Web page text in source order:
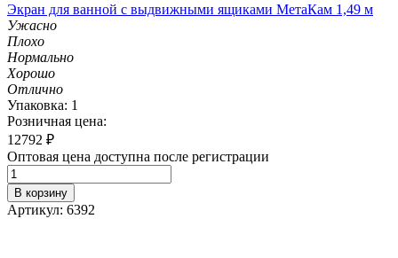
Экран для ванной с выдвижными ящиками МетаКам 1,49 м
Ужасно
Плохо
Нормально
Хорошо
Отлично
Упаковка: 1
Розничная цена:
12792 ₽
Оптовая цена доступна после регистрации
В корзину
Артикул: 6392